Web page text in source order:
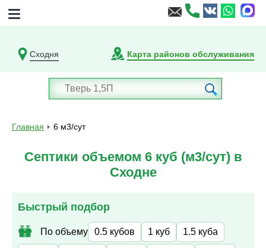
Сходня Карта районов обслуживания
Главная 6 м3/сут
Септики объемом 6 куб (м3/сут) в
Сходне
Быстрый подбор
По объему 0.5 кубов 1 куб 1.5 куба